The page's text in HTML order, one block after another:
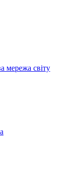
мережа світу